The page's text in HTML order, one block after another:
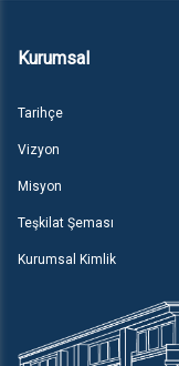
Kurumsal
Tarihçe
Vizyon
Misyon
Teşkilat Şeması
Kurumsal Kimlik